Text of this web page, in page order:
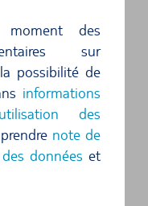
des
sur
possibilité de
informations
des
note de
données et
de voitures à
les sites
cachés de cette
vous dans
touche